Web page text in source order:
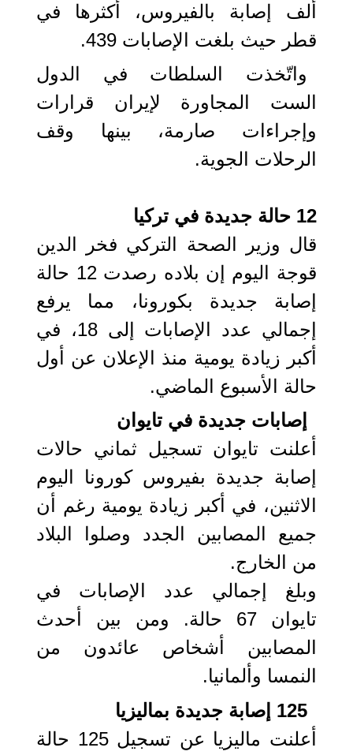
ألف إصابة بالفيروس، أكثرها في
قطر حيث بلغت الإصابات 439.
واتّخذت السلطات في الدول
الست المجاورة لإيران قرارات
وإجراءات صارمة، بينها وقف
الرحلات الجوية.
12 حالة جديدة في تركيا
قال وزير الصحة التركي فخر الدين
قوجة اليوم إن بلاده رصدت 12 حالة
إصابة جديدة بكورونا، مما يرفع
إجمالي عدد الإصابات إلى 18، في
أكبر زيادة يومية منذ الإعلان عن أول
حالة الأسبوع الماضي.
إصابات جديدة في تايوان
أعلنت تايوان تسجيل ثماني حالات
إصابة جديدة بفيروس كورونا اليوم
الاثنين، في أكبر زيادة يومية رغم أن
جميع المصابين الجدد وصلوا البلاد
من الخارج.
وبلغ إجمالي عدد الإصابات في
تايوان 67 حالة. ومن بين أحدث
المصابين أشخاص عائدون من
النمسا وألمانيا.
125 إصابة جديدة بماليزيا
أعلنت ماليزيا عن تسجيل 125 حالة